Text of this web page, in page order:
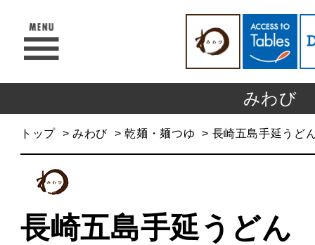
みわび
トップ みわび 乾麺・麺つゆ 長崎五島手延うど
長崎五島手延うどん